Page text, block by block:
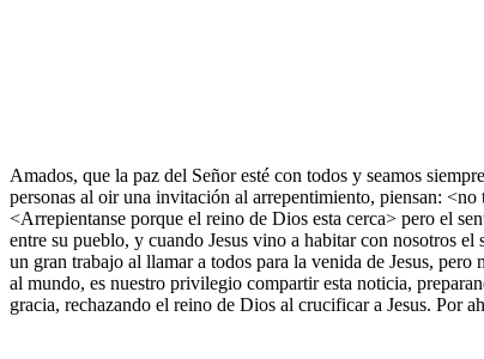
Amados, que la paz del Señor esté con todos y seamos
personas al oir una invitación al arrepentimiento, piensan:
<Arrepientanse porque el reino de Dios esta cerca> pero el
entre su pueblo, y cuando Jesus vino a habitar con nosotros
un gran trabajo al llamar a todos para la venida de Jesus,
al mundo, es nuestro privilegio compartir esta noticia,
gracia, rechazando el reino de Dios al crucificar a Jesus. Por